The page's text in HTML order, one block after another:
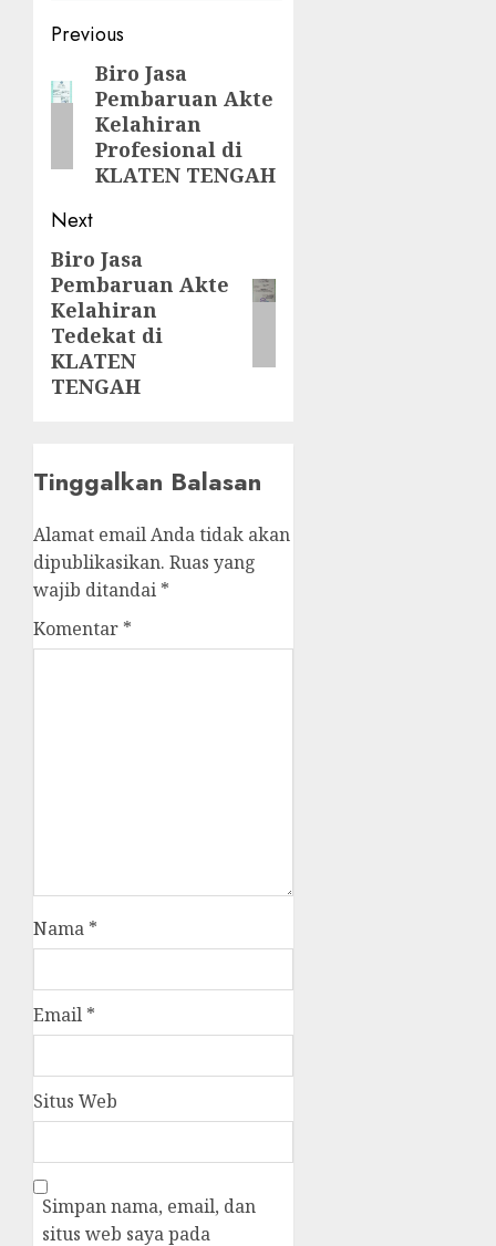
Post
navigation
Previous
Previous
post:
Biro Jasa
Pembaruan Akte
Kelahiran
Profesional di
KLATEN TENGAH
Next
Next
post:
Biro Jasa
Pembaruan Akte
Kelahiran
Tedekat di
KLATEN
TENGAH
Tinggalkan Balasan
Alamat email Anda tidak akan
dipublikasikan. Ruas yang
wajib ditandai *
Komentar *
Nama *
Email *
Situs Web
Simpan nama, email, dan
situs web saya pada